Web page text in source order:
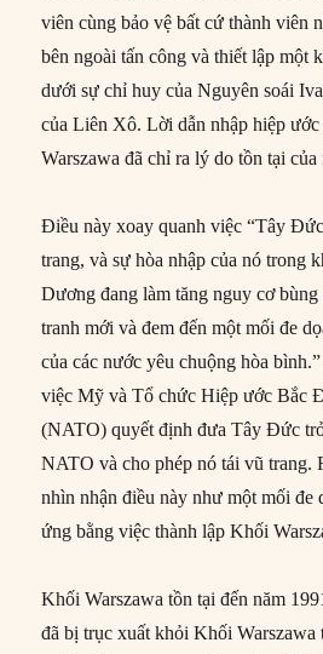
viên cùng bảo vệ bất cứ thành viên
bên ngoài tấn công và thiết lập một
dưới sự chỉ huy của Nguyên soái
của Liên Xô. Lời dẫn nhập hiệp
Warszawa đã chỉ ra lý do tồn tại của
Điều này xoay quanh việc “Tây
trang, và sự hòa nhập của nó trong
Dương đang làm tăng nguy cơ
tranh mới và đem đến một mối đe
của các nước yêu chuộng hòa
việc Mỹ và Tổ chức Hiệp ước Bắc
(NATO) quyết định đưa Tây Đức
NATO và cho phép nó tái vũ trang.
nhìn nhận điều này như một mối đe
ứng bằng việc thành lập Khối
Khối Warszawa tồn tại đến năm
đã bị trục xuất khỏi Khối Warszawa